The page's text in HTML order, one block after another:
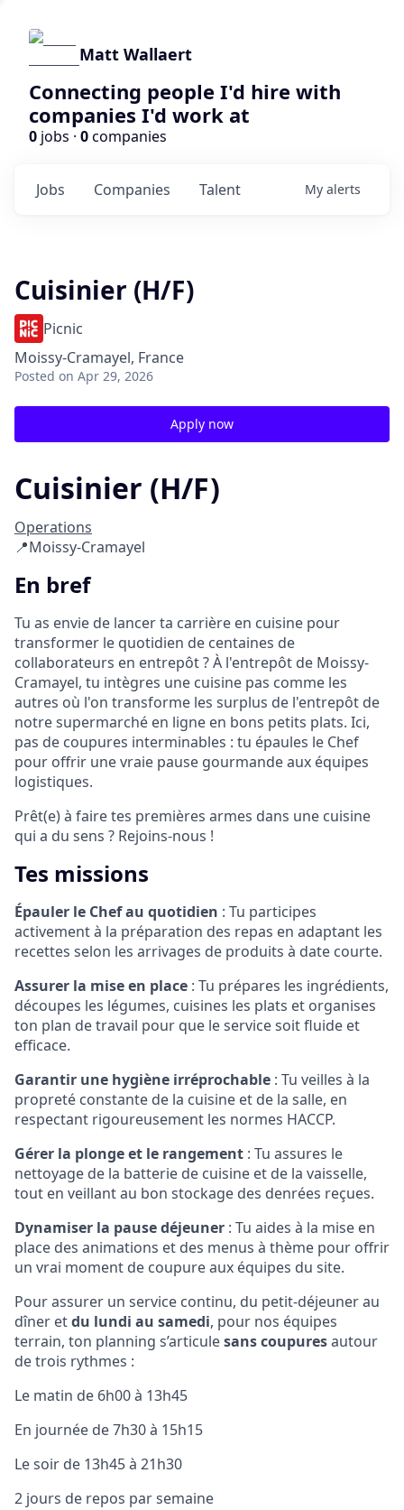
Matt Wallaert
Connecting people I'd hire with
companies I'd work at
0 jobs · 0companies
Jobs Companies Talent My alerts
Cuisinier (H/F)
Picnic
Moissy-Cramayel, France
Posted on Apr 29, 2026
Apply now
Cuisinier (H/F)
Operations
📍Moissy-Cramayel
En bref
Tu as envie de lancer ta carrière en cuisine pour
transformer le quotidien de centaines de
collaborateurs en entrepôt ? À l'entrepôt de Moissy-
Cramayel, tu intègres une cuisine pas comme les
autres où l'on transforme les surplus de l'entrepôt de
notre supermarché en ligne en bons petits plats. Ici,
pas de coupures interminables : tu épaules le Chef
pour offrir une vraie pause gourmande aux équipes
logistiques.
Prêt(e) à faire tes premières armes dans une cuisine
qui a du sens ? Rejoins-nous !
Tes missions
Épauler le Chef au quotidien : Tu participes
activement à la préparation des repas en adaptant les
recettes selon les arrivages de produits à date courte.
Assurer la mise en place : Tu prépares les ingrédients,
découpes les légumes, cuisines les plats et organises
ton plan de travail pour que le service soit fluide et
efficace.
Garantir une hygiène irréprochable : Tu veilles à la
propreté constante de la cuisine et de la salle, en
respectant rigoureusement les normes HACCP.
Gérer la plonge et le rangement : Tu assures le
nettoyage de la batterie de cuisine et de la vaisselle,
tout en veillant au bon stockage des denrées reçues.
Dynamiser la pause déjeuner : Tu aides à la mise en
place des animations et des menus à thème pour offrir
un vrai moment de coupure aux équipes du site.
Pour assurer un service continu, du petit-déjeuner au
dîner etdu lundi au samedi, pour nos équipes
terrain, ton planning s’articulesans coupuresautour
de trois rythmes :
Le matin de 6h00 à 13h45
En journée de 7h30 à 15h15
Le soir de 13h45 à 21h30
2 jours de repos par semaine